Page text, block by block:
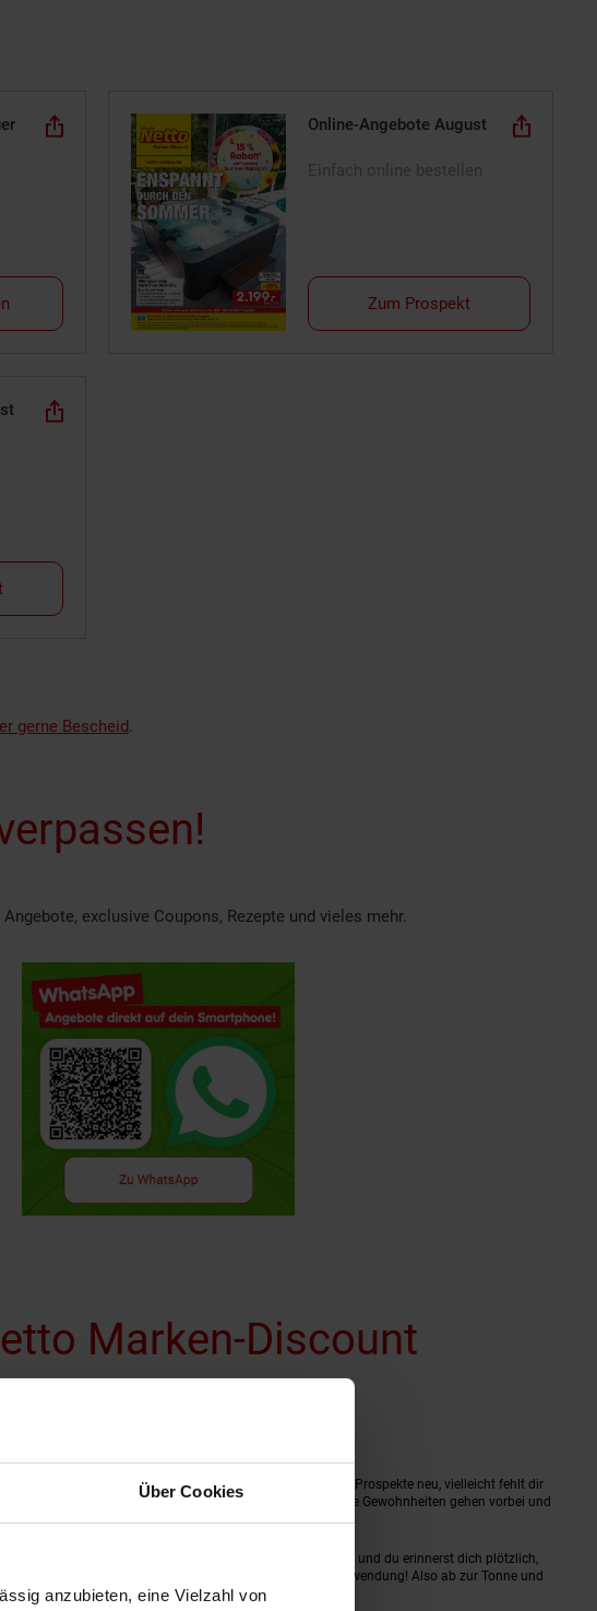
Über Cookies
anzubieten, eine Vielzahl von
Online-Angebote August
Zum Prospekt
gerne Bescheid.
exclusive Coupons, Rezepte und vieles mehr.
Marken-Discount
für alle da. Vielleicht ist der Einstieg in die Welt der Online-Prospekte neu, vielleicht fehlt dir
können. Wir von Netto-Online sind uns sicher: Auch diese Gewohnheiten gehen vorbei und
In der Wohnung angekommen, trifft dich der Schlag und du erinnerst dich plötzlich,
gleich mit weggeworfen hast. Was für eine Verschwendung! Also ab zur Tonne und